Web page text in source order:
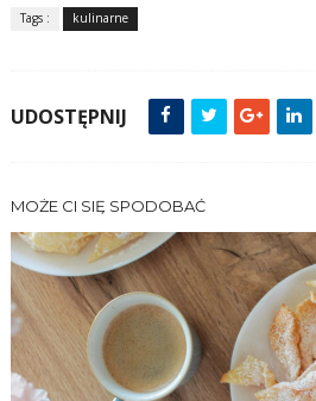
Tags : kulinarne
UDOSTĘPNIJ
MOŻE CI SIĘ SPODOBAĆ